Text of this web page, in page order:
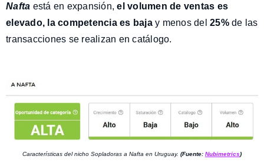
Nafta está en expansión,el volumen de ventas es
elevado, la competencia es baja y menos del 25%de las
transacciones se realizan en catálogo.
Características del nicho Sopladoras a Nafta en Uruguay. (Fuente: Nubimetrics)